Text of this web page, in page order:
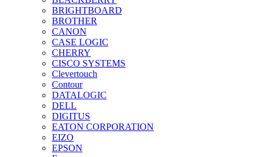
BRIGHTBOARD
BROTHER
CANON
CASE LOGIC
CHERRY
CISCO SYSTEMS
Clevertouch
Contour
DATALOGIC
DELL
DIGITUS
EATON CORPORATION
EIZO
EPSON